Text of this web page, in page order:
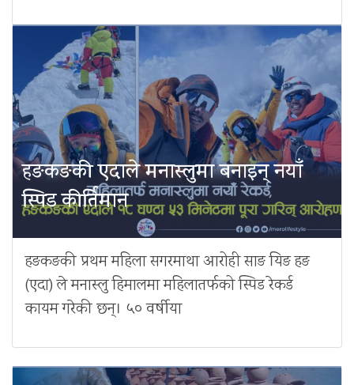
हङकङकी एदाले मनास्लुमा बनाइन् नयाँ
स्पिड कीर्तिमान
हङकङकी प्रथम महिला सगरमाथा आरोही साङ यिङ हङ
(एदा) ले मनास्लु हिमालमा महिलातर्फको स्पिड रेकर्ड
कायम गरेकी छन्। ५० वर्षीया